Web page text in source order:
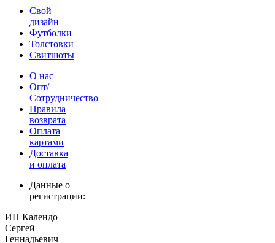
Свой
дизайн
Футболки
Толстовки
Свитшоты
О нас
Опт/
Сотрудничество
Правила
возврата
Оплата
картами
Доставка
и оплата
Данные о
регистрации:
ИП Календо
Сергей
Геннадьевич